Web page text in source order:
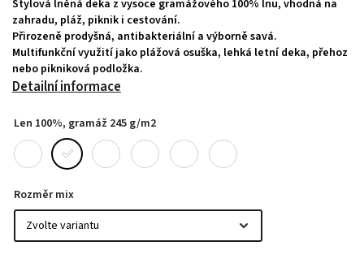
Stylová lněná deka z vysoce gramážového 100% lnu, vhodná na
zahradu, pláž, piknik i cestování.
Přirozeně prodyšná, antibakteriální a výborně savá.
Multifunkční využití jako plážová osuška, lehká letní deka, přehoz
nebo pikniková podložka.
Detailní informace
Len 100%, gramáž 245 g/m2
Rozměr mix